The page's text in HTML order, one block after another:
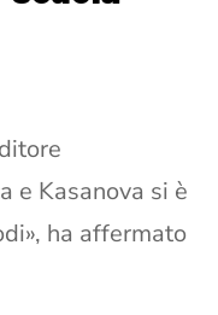
e Kasanova si è
ha affermato